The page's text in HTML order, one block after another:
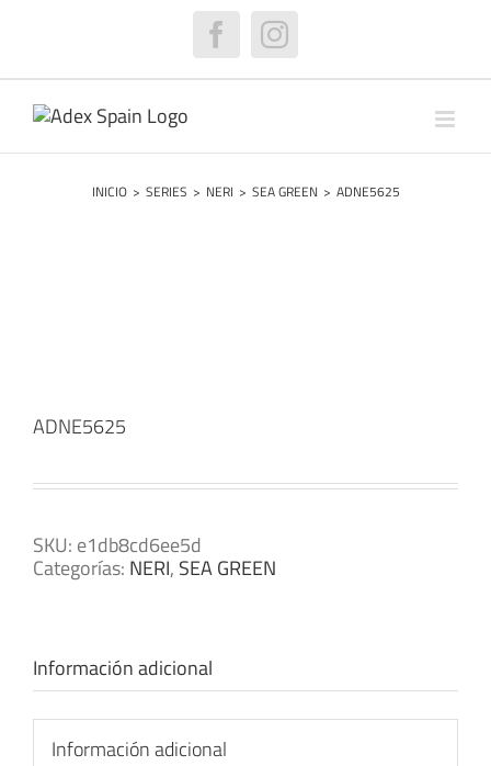
FacebookInstagram
INICIO > SERIES > NERI > SEA GREEN > ADNE5625
ADNE5625
SKU: e1db8cd6ee5d
Categorías: NERI, SEA GREEN
Información adicional
Información adicional